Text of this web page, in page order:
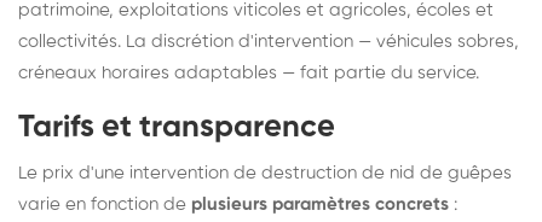
patrimoine, exploitations viticoles et agricoles, écoles et
collectivités. La discrétion d'intervention — véhicules sobres,
créneaux horaires adaptables — fait partie du service.
Tarifs et transparence
Le prix d'une intervention de destruction de nid de guêpes
varie en fonction de plusieurs paramètres concrets :